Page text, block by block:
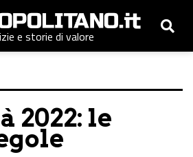
e storie di valore
2022: le